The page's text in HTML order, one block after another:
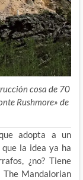
cosa de 70
Rushmore» de
adopta a un
que la idea ya ha
¿no? Tiene
Mandalorian